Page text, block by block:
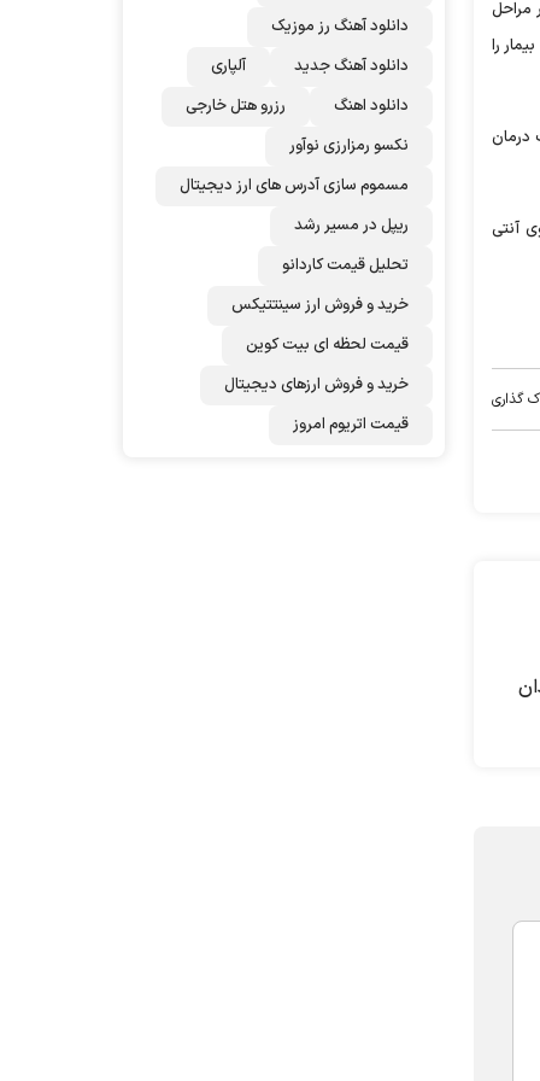
مراحل
را
درمان
آنتی
گذاری
دانلود آهنگ رز‌ موزیک
دانلود آهنگ جدید
آلپاری
دانلود اهنگ
رزرو هتل خارجی
نکسو رمزارزی نوآور
مسموم سازی آدرس های ارز دیجیتال
ریپل در مسیر رشد
تحلیل قیمت کاردانو
خرید و فروش ارز سینتتیکس
قیمت لحظه ای بیت کوین
خرید و فروش ارزهای دیجیتال
قیمت اتریوم امروز